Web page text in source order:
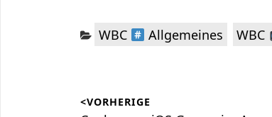
Kategorien:
WBC Allgemeines WBC
<VORHERIGE